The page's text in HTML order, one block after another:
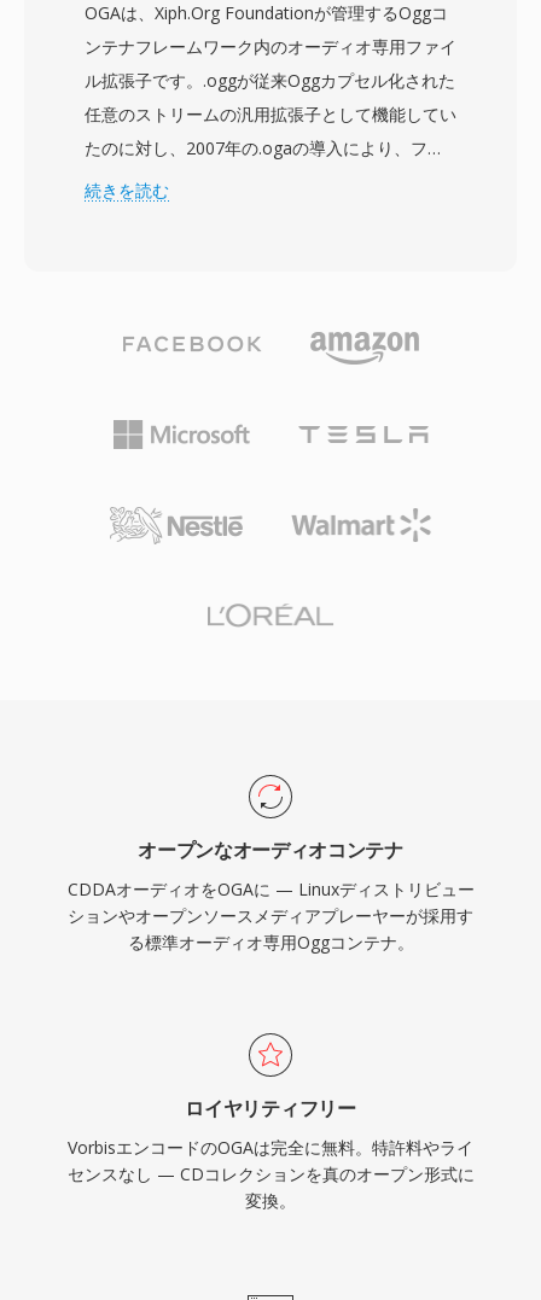
して.cdda拡張子で保存されることがよくありま
す。最も明白な利点は非圧縮でロスレスな性質で
す — 耳に届くものは、指定された解像度でのス
タジオマスターと数学的に同一です。堅牢なエラ
ー訂正により優れた耐久性を提供し、ディスク表
面が中程度の摩耗を受けてもオーディオの整合性
比較基準として今も使われています。
OGAは、Xiph.Org Foundationが管理するOggコ
ンテナフレームワーク内のオーディオ専用ファイ
ル拡張子です。.oggが従来Oggカプセル化された
任意のストリームの汎用拡張子として機能してい
たのに対し、2007年の.ogaの導入により、ファ
イルがオーディオデータのみを含むことを明示的
ンされた論理ビットストリームとグラニュールベ
ラッパーとして機能します。OGAの利点の一つ
は相互運用性です — .oga拡張子に遭遇したアプ
ディオ専用再生に最適化でき、読み込み時間の短
ースかつロイヤリティフリーであるため、OGA
をサポートしています。OGAはFirefox、
Chromiumベースブラウザ、VLC、およびほとん
どのLinuxデスクトップ環境でネイティブに再生
され、Webオーディオ配信やアーカイブワーク
フローに実用的な選択肢です。
続きを読む
オープンなオーディオコンテナ
CDDAオーディオをOGAに — Linuxディストリビュー
ションやオープンソースメディアプレーヤーが採用す
る標準オーディオ専用Oggコンテナ。
ロイヤリティフリー
VorbisエンコードのOGAは完全に無料。特許料やライ
センスなし — CDコレクションを真のオープン形式に
変換。